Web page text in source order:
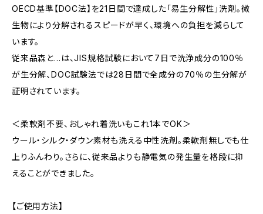
OECD基準【DOC法】を21日間で達成した「易生分解性」洗剤。微
生物により分解されるスピードが早く、環境への負担を減らして
います。
従来品森と…は、JIS規格試験において7日で洗浄成分の100％
が生分解、DOC試験法では28日間で全成分の70％の生分解が
証明されています。
＜柔軟剤不要、おしゃれ着洗いもこれ1本でOK＞
ウール・シルク・ダウン素材も洗える中性洗剤。柔軟剤無しでも仕
上りふんわり。さらに、従来品よりも静電気の発生量を格段に抑
えることができました。
【ご使用方法】